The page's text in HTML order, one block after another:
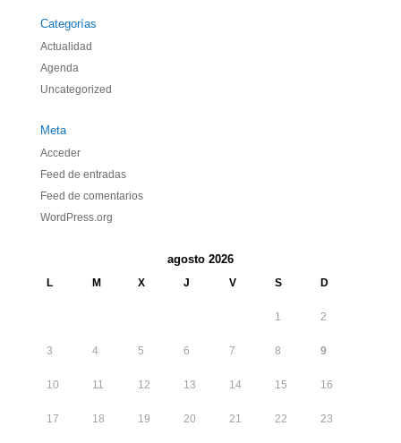
Categorías
Actualidad
Agenda
Uncategorized
Meta
Acceder
Feed de entradas
Feed de comentarios
WordPress.org
agosto 2026
L M X J V S D
1 2
3 4 5 6 7 8 9
10 11 12 13 14 15 16
17 18 19 20 21 22 23